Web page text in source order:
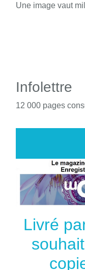
Une image vaut
Infolettre
12 000 pages
Livré